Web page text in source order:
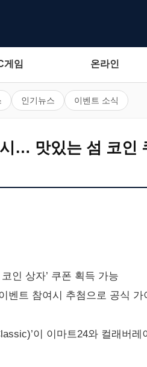
게임 온라인
인기뉴스 이벤트 소식
… 맛있는 섬 코인
인 상자’ 쿠폰 획득 가능
벤트 참여시 추첨으로 공식 가
이 이마트24와 컬래버레